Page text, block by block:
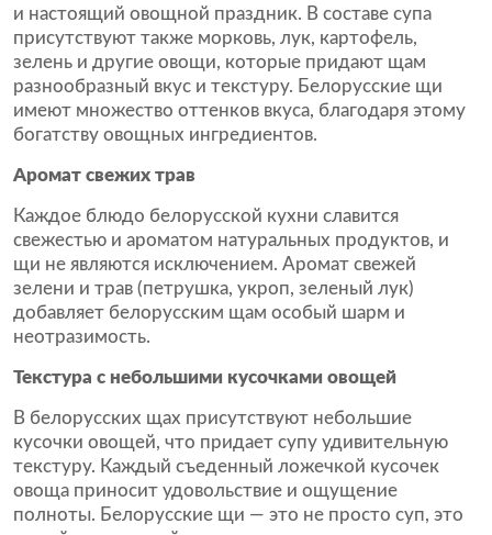
и настоящий овощной праздник. В составе супа
присутствуют также морковь, лук, картофель,
зелень и другие овощи, которые придают щам
разнообразный вкус и текстуру. Белорусские щи
имеют множество оттенков вкуса, благодаря этому
богатству овощных ингредиентов.
Аромат свежих трав
Каждое блюдо белорусской кухни славится
свежестью и ароматом натуральных продуктов, и
щи не являются исключением. Аромат свежей
зелени и трав (петрушка, укроп, зеленый лук)
добавляет белорусским щам особый шарм и
неотразимость.
Текстура с небольшими кусочками овощей
В белорусских щах присутствуют небольшие
кусочки овощей, что придает супу удивительную
текстуру. Каждый съеденный ложечкой кусочек
овоща приносит удовольствие и ощущение
полноты. Белорусские щи — это не просто суп, это